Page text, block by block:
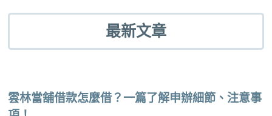
最新文章
雲林當舖借款怎麼借？一篇了解申辦細節、注意事